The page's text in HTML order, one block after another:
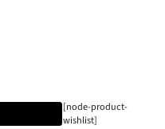
[node-product-
wishlist]